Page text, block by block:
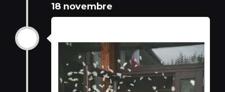
18 novembre